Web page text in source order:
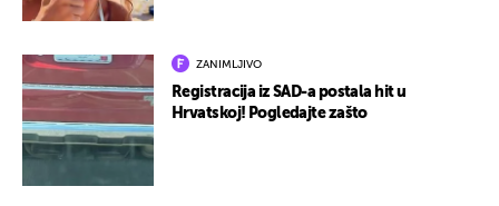
ZANIMLJIVO
Registracija iz SAD-a postala hit u
Hrvatskoj! Pogledajte zašto